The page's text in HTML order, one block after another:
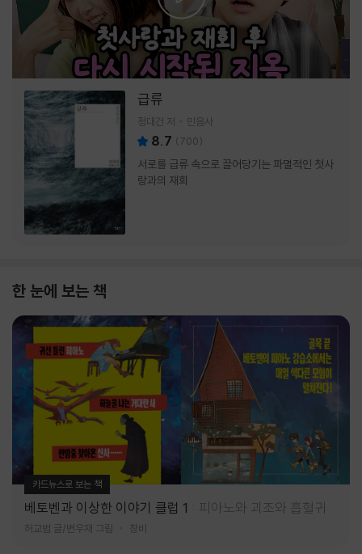
급류
정대건 저 민음사
8.7 (700)
서로를 급류 속으로 끌어당기는 파멸적인 첫사
랑과의 재회
한 눈에 보는 책
카드뉴스로 보는 책
베토벤과 이상한 이야기 클럽 1 피아노와 괴조와 흡혈귀
허교범 글/변우재 그림 창비